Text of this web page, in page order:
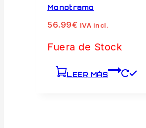
Monotramo
56.99€ IVA incl.
Fuera de Stock
LEER MÁS